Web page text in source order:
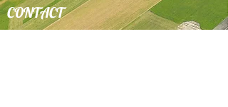
CONTACT